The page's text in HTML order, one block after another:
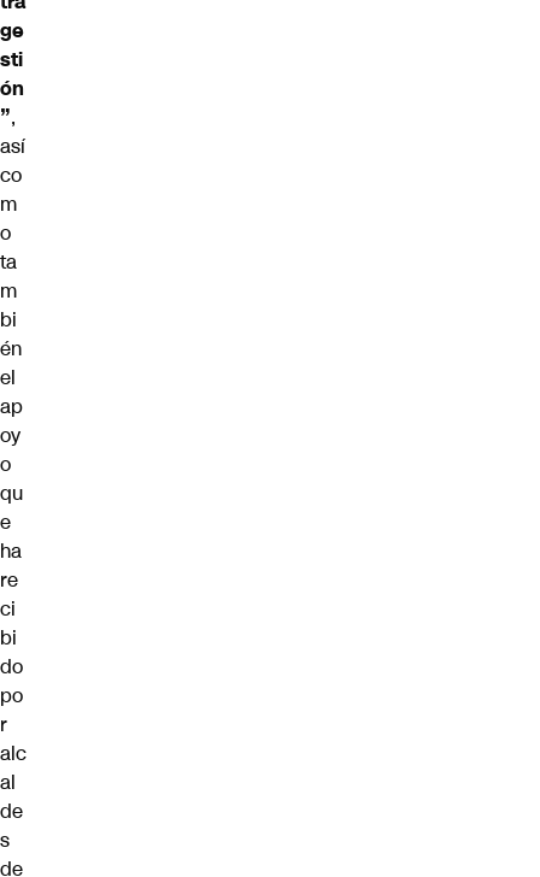
ge
sti
ón
”,
así
co
m
o
ta
m
bi
én
el
ap
oy
o
qu
e
ha
re
ci
bi
do
po
r
alc
al
de
s
de